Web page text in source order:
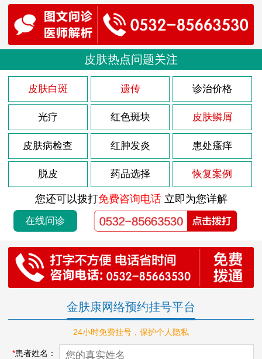
青岛金肤康皮肤病医院靠谱吗?
青岛金肤康皮肤病医院可靠吗?
青岛金肤康皮肤病医院是不是正规医院?
青岛金肤康口碑? 2025-05-12
皮肤热点问题关注
皮肤白斑 遗传 诊治价格
光疗 红色斑块 皮肤鳞屑
皮肤病检查 红肿发炎 患处瘙痒
脱皮 药品选择 恢复案例
您还可以拨打免费咨询电话立即为您详解
在线问诊
金肤康网络预约挂号平台
24小时免费挂号，保护个人隐私
*患者姓名：